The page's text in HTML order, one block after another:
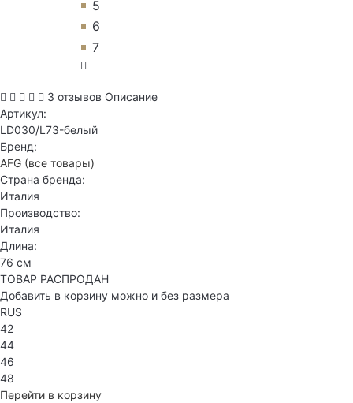
5
6
7
3 отзывов Описание
Артикул:
LD030/L73-белый
Бренд:
AFG (все товары)
Страна бренда:
Италия
Производство:
Италия
Длина:
76 см
ТОВАР РАСПРОДАН
Добавить в корзину можно и без размера
RUS
42
44
46
48
Перейти в корзину